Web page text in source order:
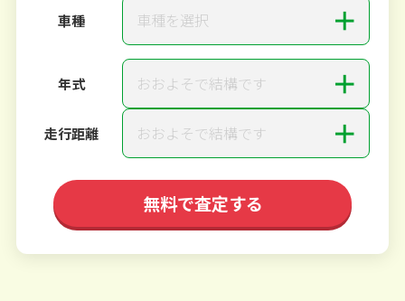
車種 車種を選択 ＋
年式 おおよそで結構です ＋
走行距離 おおよそで結構です ＋
無料で査定する